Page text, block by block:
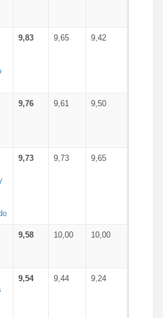
9,83 9,65 9,42
9,76 9,61 9,50
9,73 9,73 9,65
9,58 10,00 10,00
9,54 9,44 9,24